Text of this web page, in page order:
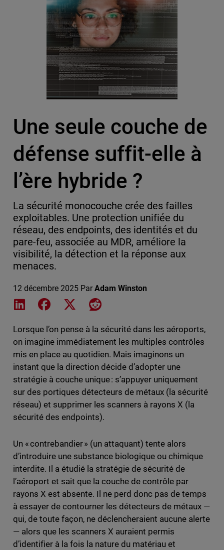
Une seule couche de
défense suffit-elle à
l’ère hybride ?
La sécurité monocouche crée des failles
exploitables. Une protection unifiée du
réseau, des endpoints, des identités et du
pare-feu, associée au MDR, améliore la
visibilité, la détection et la réponse aux
menaces.
12 décembre 2025 Par Adam Winston
Share on LinkedIn
Share on Facebook
Share on XShare on Reddit
Lorsque l’on pense à la sécurité dans les aéroports,
on imagine immédiatement les multiples contrôles
mis en place au quotidien. Mais imaginons un
instant que la direction décide d’adopter une
stratégie à couche unique : s’appuyer uniquement
sur des portiques détecteurs de métaux (la sécurité
réseau) et supprimer les scanners à rayons X (la
sécurité des endpoints).
Un « contrebandier » (un attaquant) tente alors
d’introduire une substance biologique ou chimique
interdite. Il a étudié la stratégie de sécurité de
l’aéroport et sait que la couche de contrôle par
rayons X est absente. Il ne perd donc pas de temps
à essayer de contourner les détecteurs de métaux —
qui, de toute façon, ne déclencheraient aucune alerte
— alors que les scanners X auraient permis
d’identifier à la fois la nature du matériau et